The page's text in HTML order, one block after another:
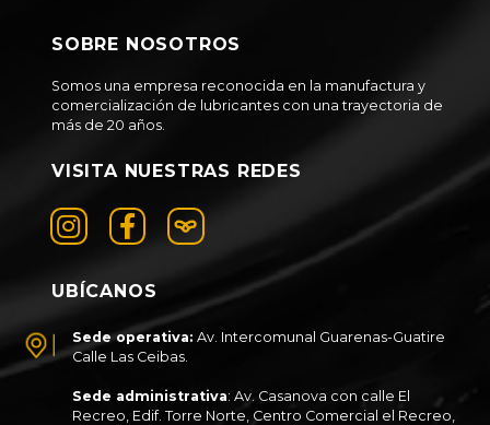
SOBRE NOSOTROS
Somos una empresa reconocida en la manufactura y
comercialización de lubricantes con una trayectoria de
más de 20 años.
VISITA NUESTRAS REDES
UBÍCANOS
Sede operativa: Av. Intercomunal Guarenas-Guatire
Calle Las Ceibas.
Sede administrativa: Av. Casanova con calle El
Recreo, Edif. Torre Norte, Centro Comercial el Recreo,